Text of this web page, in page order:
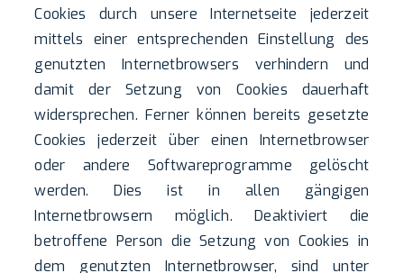
Cookies durch unsere Internetseite jederzeit
mittels einer entsprechenden Einstellung des
genutzten Internetbrowsers verhindern und
damit der Setzung von Cookies dauerhaft
widersprechen. Ferner können bereits gesetzte
Cookies jederzeit über einen Internetbrowser
oder andere Softwareprogramme gelöscht
werden. Dies ist in allen gängigen
Internetbrowsern möglich. Deaktiviert die
betroffene Person die Setzung von Cookies in
dem genutzten Internetbrowser, sind unter